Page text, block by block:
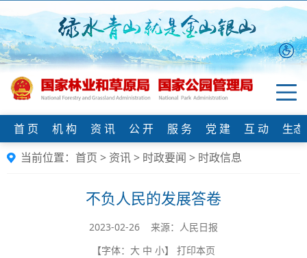
首 页 机 构 资 讯 公 开 服 务 党 建 互 动
生
当前位置： 首页 > 资讯> 时政要闻 > 时政信息
不负人民的发展答卷
2023-02-26 来源：人民日报
【字体： 大 中 小】 打印本页